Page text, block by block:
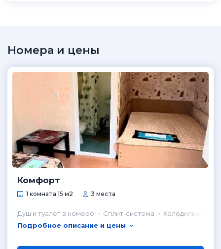
Номера и цены
Комфорт
1 комната 15 м2 3 места
Душ и туалет в номере Сплит-система
Холодильник в
Подробное описание и цены